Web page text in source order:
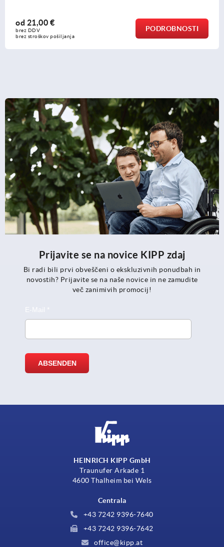
brez stroškov pošiljanja
Prijavite se na novice KIPP zdaj
Bi radi bili prvi obveščeni o ekskluzivnih ponudbah in
novostih? Prijavite se na naše novice in ne zamudite
več zanimivih promocij!
HEINRICH KIPP GmbH
Traunufer Arkade 1
4600 Thalheim bei Wels
Centrala
+43 7242 9396-7640
+43 7242 9396-7642
office@kipp.at